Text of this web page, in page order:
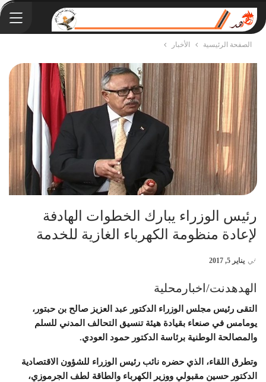
الصفحة الرئيسية الأخبار
رئيس الوزراء يبارك الخطوات الهادفة
لإعادة منظومة الكهرباء الغازية للخدمة
في يناير 5, 2017
الهدهدنت/اخبارمحلية
التقى رئيس مجلس الوزراء الدكتور عبد العزيز صالح بن حبتور،
يومامس في صنعاء بقيادة هيئة تنسيق التحالف المدني للسلم
والمصالحة الوطنية برئاسة الدكتور حمود العودي.
وتطرق اللقاء، الذي حضره نائب رئيس الوزراء للشؤون الاقتصادية
الدكتور حسين مقبولي ووزير الكهرباء والطاقة لطف الجرموزي،